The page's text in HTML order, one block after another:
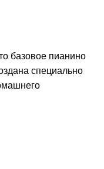
базовое пианино
специально